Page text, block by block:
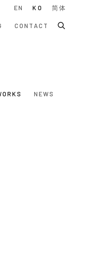
CONTACT
EN KO 简体
NEWS